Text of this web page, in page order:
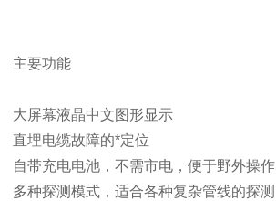
主要功能
大屏幕液晶中文图形显示
直埋电缆故障的*定位
自带充电电池，不需市电，便于野外操作
多种探测模式，适合各种复杂管线的探测